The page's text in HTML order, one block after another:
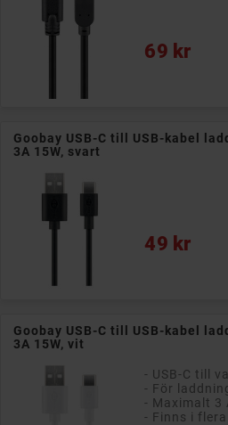
69 kr
Pris
Goobay USB-C till USB-kabel
3A 15W, svart
49 kr
Pris
Goobay USB-C till USB-kabel
3A 15W, vit
- USB-C till
- För
- Maximalt 3
- Finns i